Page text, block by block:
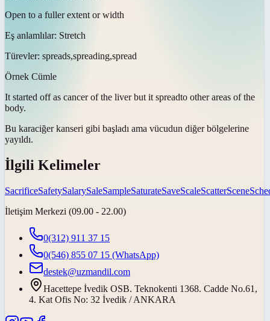
Open to a fuller extent or width
Eş anlamlılar: Stretch
Türevler: spreads,spreading,spread
Örnek Cümle
It started off as cancer of the liver but it spreadto other areas of the
body.
Bu karaciğer kanseri gibi başladı ama vücudun diğer bölgelerine
yayıldı.
İlgili Kelimeler
SacrificeSafetySalarySaleSampleSaturateSaveScaleScatterScene
İletişim Merkezi (09.00 - 22.00)
0(312) 911 37 15
0(546) 855 07 15 (WhatsApp)
destek@uzmandil.com
Hacettepe İvedik OSB. Teknokenti 1368. Cadde No.61,
4. Kat Ofis No: 32 İvedik / ANKARA